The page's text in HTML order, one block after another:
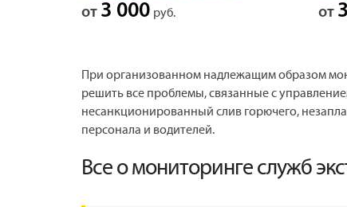
от 3 000 руб. от
При организованном надлежащим образом
решить все проблемы, связанные с
несанкционированный слив горючего,
персонала и водителей.
Все о мониторинге служб